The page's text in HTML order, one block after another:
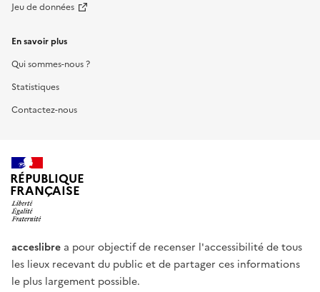
Jeu de données
En savoir plus
Qui sommes-nous ?
Statistiques
Contactez-nous
RÉPUBLIQUE
FRANÇAISE
acceslibre a pour objectif de recenser l'accessibilité de tous
les lieux recevant du public et de partager ces informations
le plus largement possible.